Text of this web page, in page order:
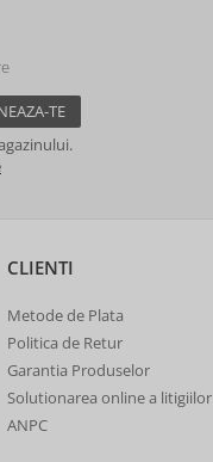
CLIENTI
Metode de Plata
Politica de Retur
Garantia Produselor
Solutionarea online a litigiilor
ANPC